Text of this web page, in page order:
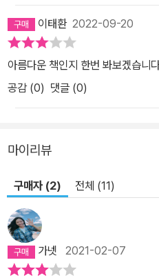
이태환2022-09-20
아름다운 책인지 한번 봐보겠습니
공감 (0) 댓글 (0)
마이리뷰
구매자 (2) 전체 (11)
가넷 2021-02-07